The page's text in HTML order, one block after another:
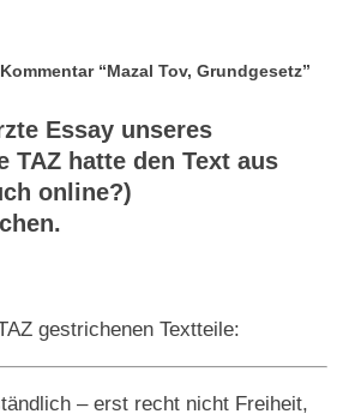
“Mazal Tov, Grundgesetz”
Essay unseres
TAZ hatte den Text aus
online?)
gestrichenen Textteile:
– erst recht nicht Freiheit,